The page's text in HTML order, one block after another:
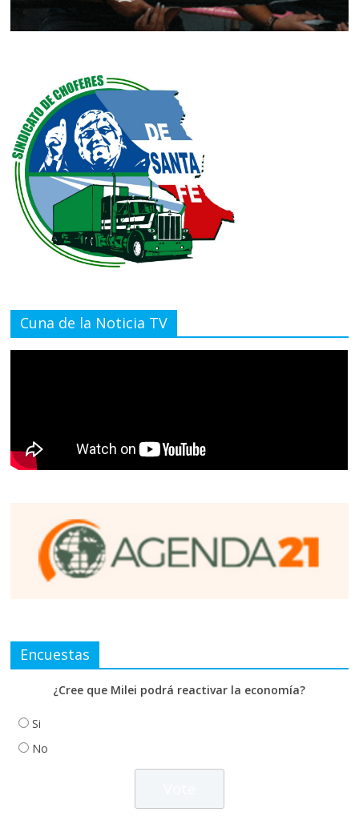
Cuna de la Noticia TV
Encuestas
¿Cree que Milei podrá reactivar la economía?
Si
No